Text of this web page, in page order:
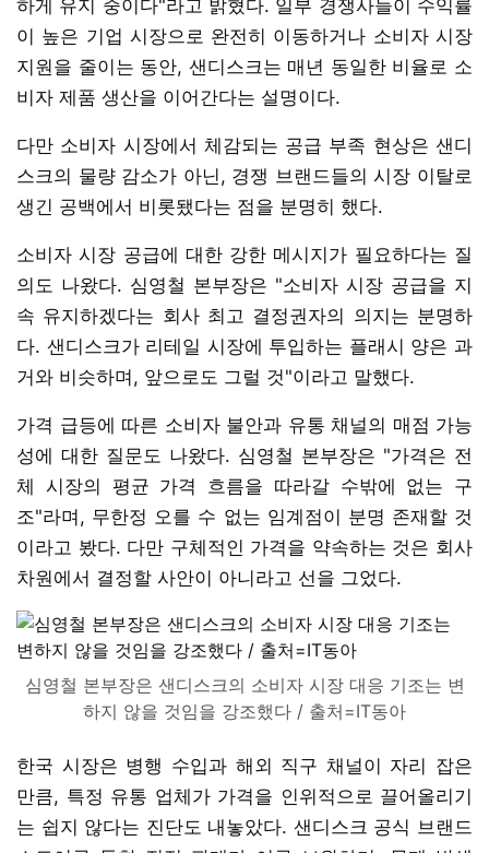
하게 유지 중이다"라고 밝혔다. 일부 경쟁사들이 수익률
이 높은 기업 시장으로 완전히 이동하거나 소비자 시장
지원을 줄이는 동안, 샌디스크는 매년 동일한 비율로 소
비자 제품 생산을 이어간다는 설명이다.
다만 소비자 시장에서 체감되는 공급 부족 현상은 샌디
스크의 물량 감소가 아닌, 경쟁 브랜드들의 시장 이탈로
생긴 공백에서 비롯됐다는 점을 분명히 했다.
소비자 시장 공급에 대한 강한 메시지가 필요하다는 질
의도 나왔다. 심영철 본부장은 "소비자 시장 공급을 지
속 유지하겠다는 회사 최고 결정권자의 의지는 분명하
다. 샌디스크가 리테일 시장에 투입하는 플래시 양은 과
거와 비슷하며, 앞으로도 그럴 것"이라고 말했다.
가격 급등에 따른 소비자 불안과 유통 채널의 매점 가능
성에 대한 질문도 나왔다. 심영철 본부장은 "가격은 전
체 시장의 평균 가격 흐름을 따라갈 수밖에 없는 구
조"라며, 무한정 오를 수 없는 임계점이 분명 존재할 것
이라고 봤다. 다만 구체적인 가격을 약속하는 것은 회사
차원에서 결정할 사안이 아니라고 선을 그었다.
심영철 본부장은 샌디스크의 소비자 시장 대응 기조는 변
하지 않을 것임을 강조했다 / 출처=IT동아
한국 시장은 병행 수입과 해외 직구 채널이 자리 잡은
만큼, 특정 유통 업체가 가격을 인위적으로 끌어올리기
는 쉽지 않다는 진단도 내놓았다. 샌디스크 공식 브랜드